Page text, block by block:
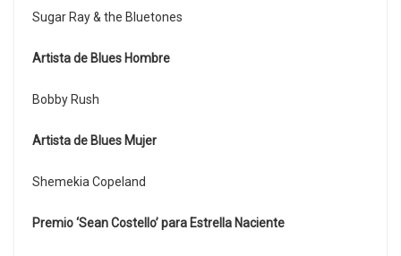
Sugar Ray & the Bluetones
Artista de Blues Hombre
Bobby Rush
Artista de Blues Mujer
Shemekia Copeland
Premio ‘Sean Costello’ para Estrella Naciente